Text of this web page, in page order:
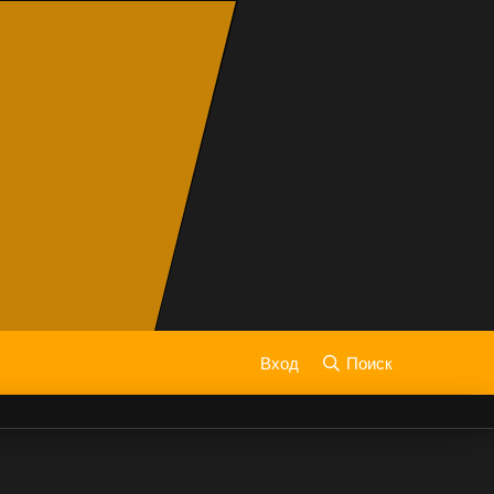
Вход Поиск